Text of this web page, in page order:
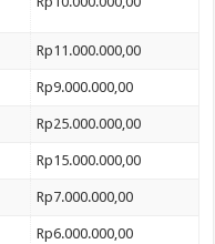
Rp11.000.000,00
Rp9.000.000,00
Rp25.000.000,00
Rp15.000.000,00
Rp7.000.000,00
Rp6.000.000,00